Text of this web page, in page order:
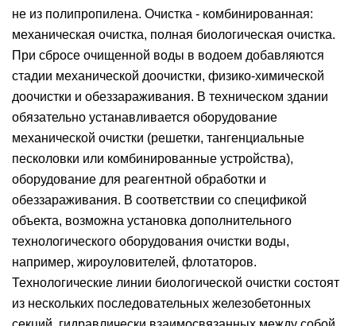
не из полипропилена. Очистка - комбинированная:
механическая очистка, полная биологическая очистка.
При сбросе очищенной воды в водоем добавляются
стадии механической доочистки, физико-химической
доочистки и обеззараживания. В техническом здании
обязательно устанавливается оборудование
механической очистки (решетки, тангенциальные
песколовки или комбинированные устройства),
оборудование для реагентной обработки и
обеззараживания. В соответствии со спецификой
объекта, возможна установка дополнительного
технологического оборудования очистки воды,
например, жироуловителей, флотаторов.
Технологические линии биологической очистки состоят
из нескольких последовательных железобетонных